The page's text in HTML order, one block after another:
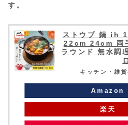
す。
ストウブ 鍋 ih
22cm 24cm 両
ラウンド 無水調
キッチン・雑
Amazon
楽天